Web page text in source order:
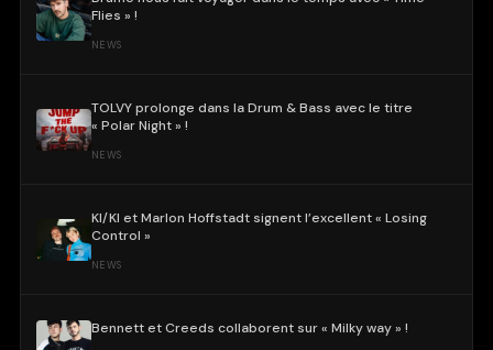
Flies » !
NEWS
TOLVY prolonge dans la Drum & Bass avec le titre
« Polar Night » !
NEWS
KI/KI et Marlon Hoffstadt signent l’excellent « Losing
Control »
NEWS
Bennett et Creeds collaborent sur « Milky way » !